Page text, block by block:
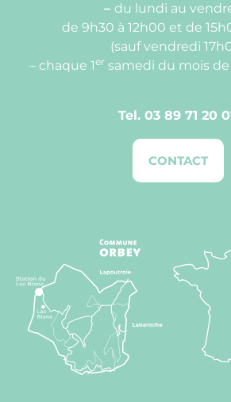
– du lundi au
de 9h30 à 12h00 et de
(sauf vendredi
– chaque 1er samedi du mois
Tel. 03 89 71 20
CONTACT